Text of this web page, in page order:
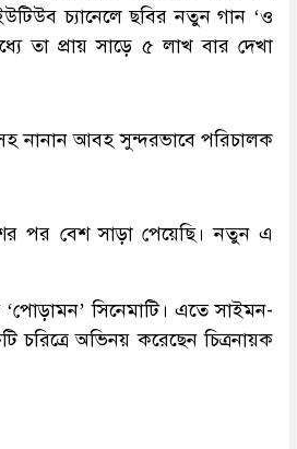
চ্যানেলে ছবির নতুন গান ‘ও
তা প্রায় সাড়ে ৫ লাখ বার দেখা
নানান আবহ সুন্দরভাবে পরিচালক
পর বেশ সাড়া পেয়েছি। নতুন এ
সিনেমাটি। এতে সাইমন-
চরিত্রে অভিনয় করেছেন চিত্রনায়ক